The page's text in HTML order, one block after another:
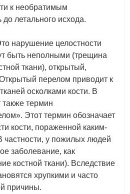
к необратимым
летального исхода.
нарушение целостности
быть неполными (трещина
ткани), открытый,
перелом приводит к
осколками кости. В
термин
Этот термин обозначает
кости, пораженной каким-
частности, у пожилых людей
заболевание, как
костной ткани). Вследствие
хрупкими и часто
причины.